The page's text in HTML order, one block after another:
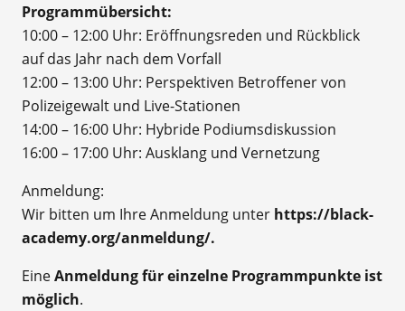
Programmübersicht:
10:00 – 12:00 Uhr: Eröffnungsreden und Rückblick
auf das Jahr nach dem Vorfall
12:00 – 13:00 Uhr: Perspektiven Betroffener von
Polizeigewalt und Live-Stationen
14:00 – 16:00 Uhr: Hybride Podiumsdiskussion
16:00 – 17:00 Uhr: Ausklang und Vernetzung
Anmeldung:
Wir bitten um Ihre Anmeldung unter https://black-
academy.org/anmeldung/.
EineAnmeldung für einzelne Programmpunkte ist
möglich.